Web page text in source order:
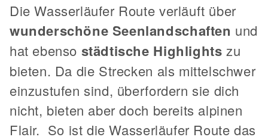
Die Wasserläufer Route verläuft über
wunderschöne Seenlandschaften und
hat ebenso städtische Highlights zu
bieten. Da die Strecken als mittelschwer
einzustufen sind, überfordern sie dich
nicht, bieten aber doch bereits alpinen
Flair. So ist die Wasserläufer Route das